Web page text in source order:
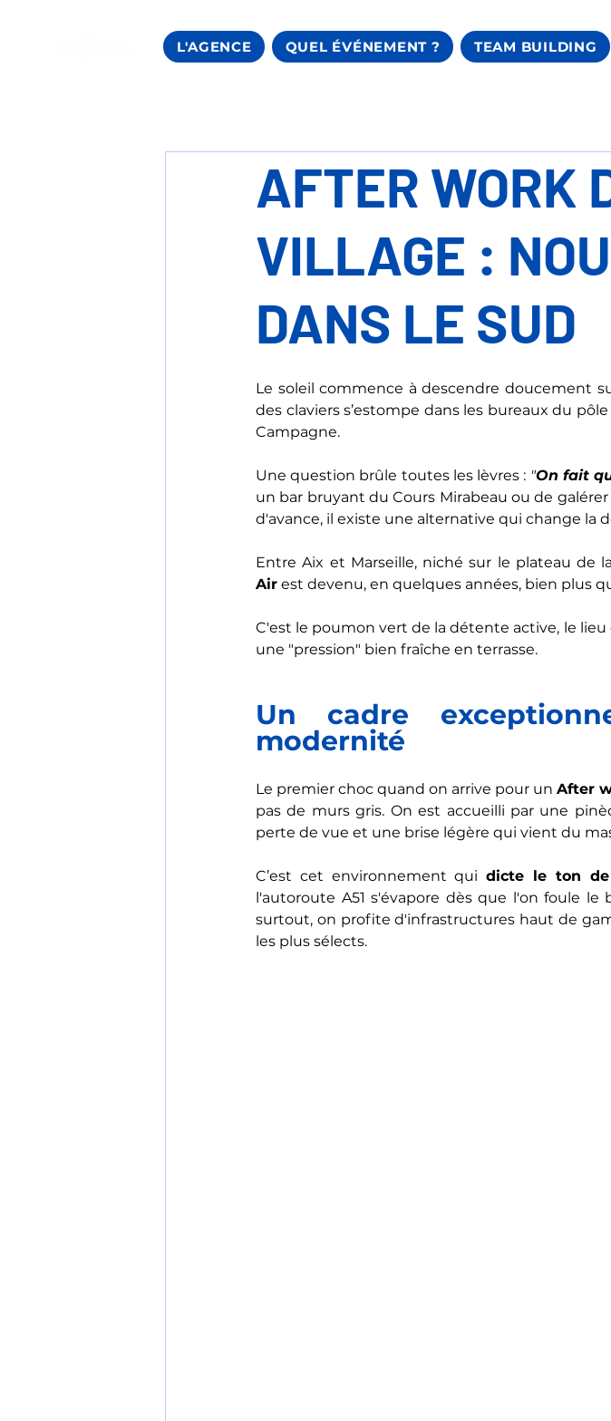
L'AGENCE QUEL ÉVÉNEMENT ? TEAM BUILDING
AFTER WORK
VILLAGE :
DANS LE SUD
Le soleil commence à descendre doucement
des claviers s’estompe dans les bureaux du pôle
Campagne.
Une question brûle toutes les lèvres : "On fait
un bar bruyant du Cours Mirabeau ou de
d'avance, il existe une alternative qui change la
Entre Aix et Marseille, niché sur le plateau de
Air est devenu, en quelques années, bien plus
C'est le poumon vert de la détente active, le
une "pression" bien fraîche en terrasse.
Un cadre
modernité
Le premier choc quand on arrive pour un After
pas de murs gris. On est accueilli par une
perte de vue et une brise légère qui vient du
C’est cet environnement qui dicte le ton
l'autoroute A51 s'évapore dès que l'on foule
surtout, on profite d'infrastructures haut de
les plus sélects.